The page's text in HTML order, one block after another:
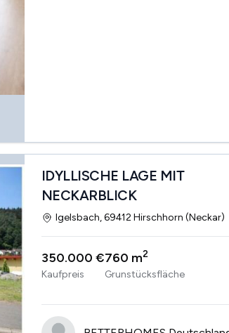
IDYLLISCHE LAGE MIT
NECKARBLICK
Igelsbach, 69412 Hirschhorn (Neckar)
350.000 €
Kaufpreis
760 m2
Grunstücksfläche